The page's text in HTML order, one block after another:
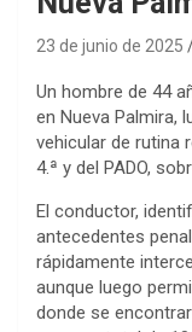
23 de junio de 2025
Un hombre de 44
en Nueva Palmira,
vehicular de rutina
4.ª y del PADO,
El conductor,
antecedentes
rápidamente
aunque luego
donde se